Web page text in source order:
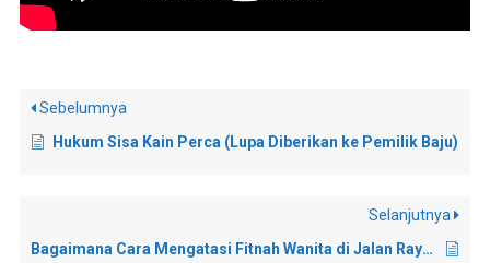
Sebelumnya
Hukum Sisa Kain Perca (Lupa Diberikan ke Pemilik Baju)
Selanjutnya
Bagaimana Cara Mengatasi Fitnah Wanita di Jalan Raya?